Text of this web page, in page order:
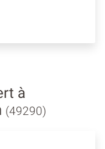
à
(49290)